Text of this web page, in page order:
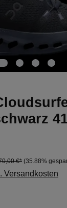
€* (35.88%
Versandkosten